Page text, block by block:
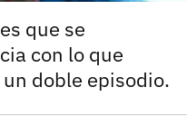
que se
con lo que
doble episodio.
cuenta?